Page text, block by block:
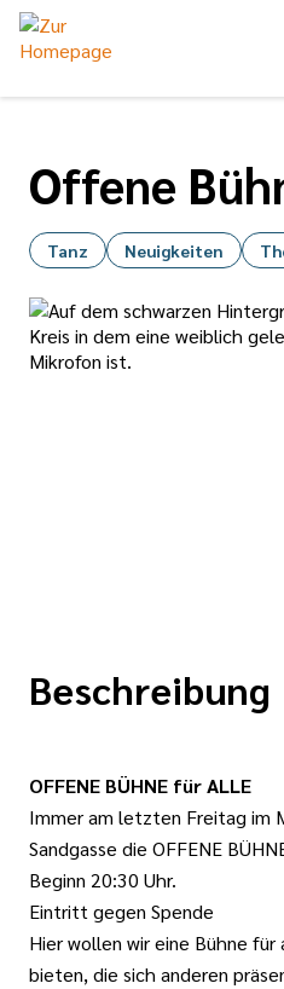
Offene
Tanz Neuigkeiten
Beschreibung
OFFENE BÜHNE für ALLE
Immer am letzten Freitag im
Sandgasse die OFFENE
Beginn 20:30 Uhr.
Eintritt gegen Spende
Hier wollen wir eine Bühne
bieten, die sich anderen